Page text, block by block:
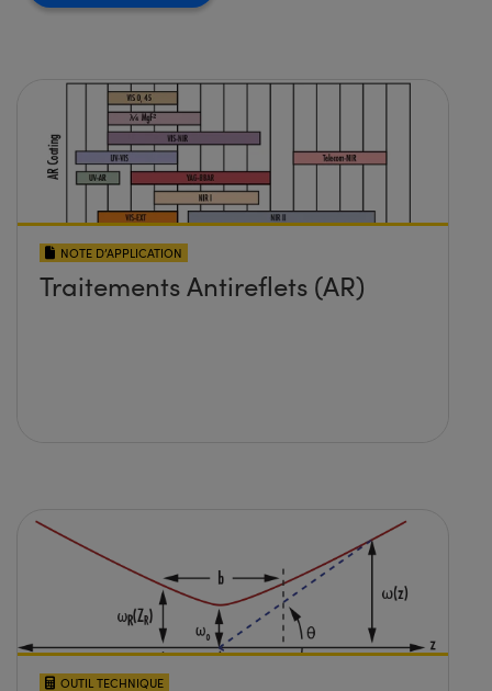
NOTE D’APPLICATION
Traitements Antireflets (AR)
OUTIL TECHNIQUE